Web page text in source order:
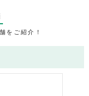
をご紹介！